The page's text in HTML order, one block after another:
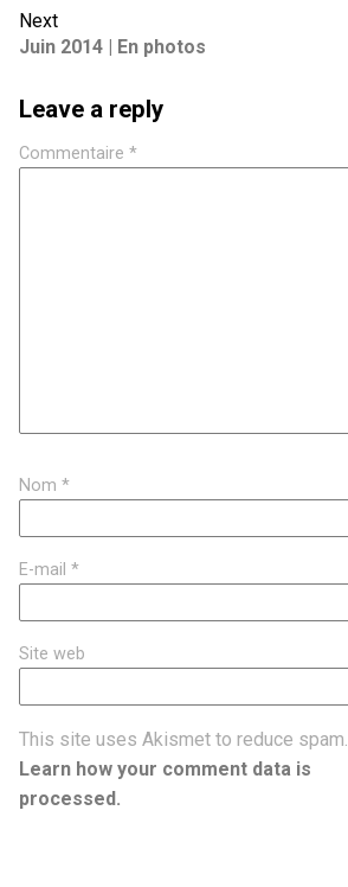
Next
Juin 2014 | En photos
Leave a reply
Commentaire *
Nom *
E-mail *
Site web
This site uses Akismet to reduce spam.
Learn how your comment data is
processed.